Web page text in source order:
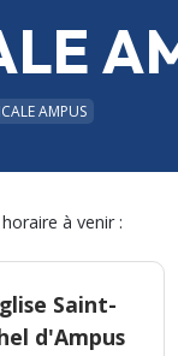
AMPUS
à venir :
Saint-
d'Ampus